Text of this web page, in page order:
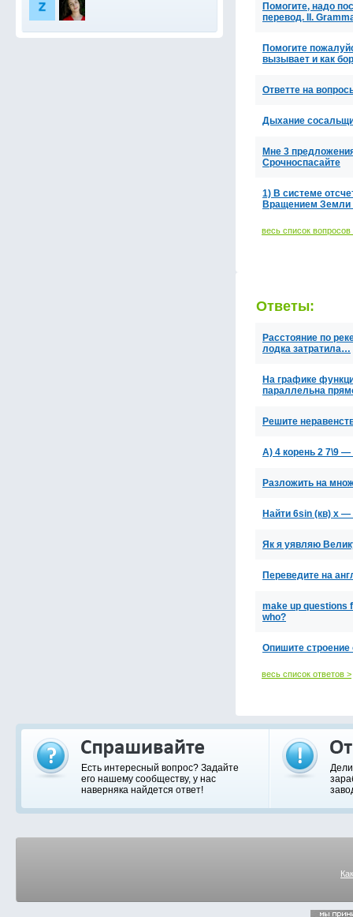
Помогите, надо
перевод. II.
Помогите
вызывает и как
Ответте на
Дыхание
Мне 3
Срочноспасайте
1) В системе
Вращением Земли
весь список вопросов
Ответы:
Расстояние по
лодка затратила…
На графике
параллельна
Решите
А) 4 корень 2 7\9 —
Разложить на
Найти 6sin (кв) x
Як я уявляю
Переведите на
make up questions
who?
Опишите строение
весь список ответов >
Есть интересный вопрос? Задайте
его нашему сообществу, у нас
наверняка найдется ответ!